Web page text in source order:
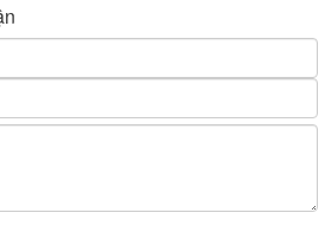
bởi chất liệu nhựa acrylic trắng có
nứt vỡ, độ chịu nhiệt tốt, chống
chất liệu này còn khiến cho bồn
cặn cao, dễ dàng vệ sinh sau
của sản phẩm. Hơn nữa thiết
dưới chống oxy hóa tốt giúp